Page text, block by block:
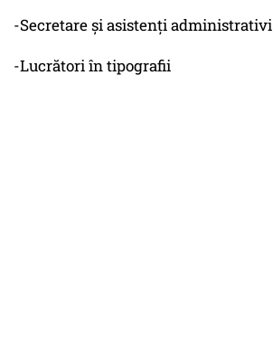
-Secretare și asistenți administrativi
-Lucrători în tipografii